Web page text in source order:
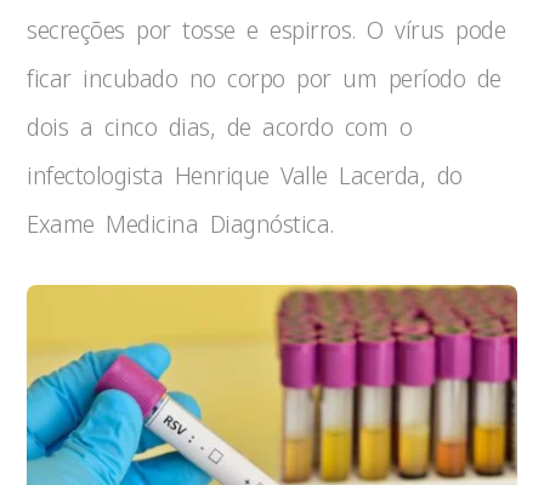
secreções por tosse e espirros. O vírus pode
ficar incubado no corpo por um período de
dois a cinco dias, de acordo com o
infectologista Henrique Valle Lacerda, do
Exame Medicina Diagnóstica.